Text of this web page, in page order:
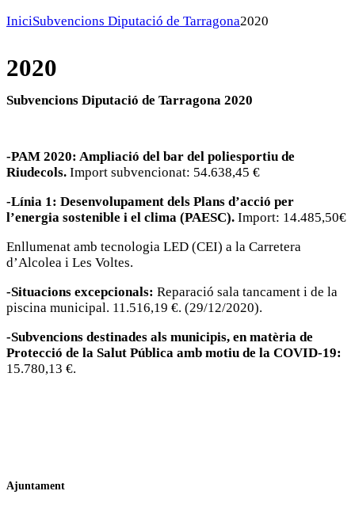
IniciSubvencions Diputació de Tarragona2020
2020
Subvencions Diputació de Tarragona 2020
-PAM 2020: Ampliació del bar del poliesportiu de
Riudecols. Import subvencionat: 54.638,45 €
-Línia 1: Desenvolupament dels Plans d’acció per
l’energia sostenible i el clima (PAESC). Import: 14.485,50€
Enllumenat amb tecnologia LED (CEI) a la Carretera
d’Alcolea i Les Voltes.
-Situacions excepcionals: Reparació sala tancament i de la
piscina municipal. 11.516,19 €. (29/12/2020).
-Subvencions destinades als municipis, en matèria de
Protecció de la Salut Pública amb motiu de la COVID-19:
15.780,13 €.
Ajuntament